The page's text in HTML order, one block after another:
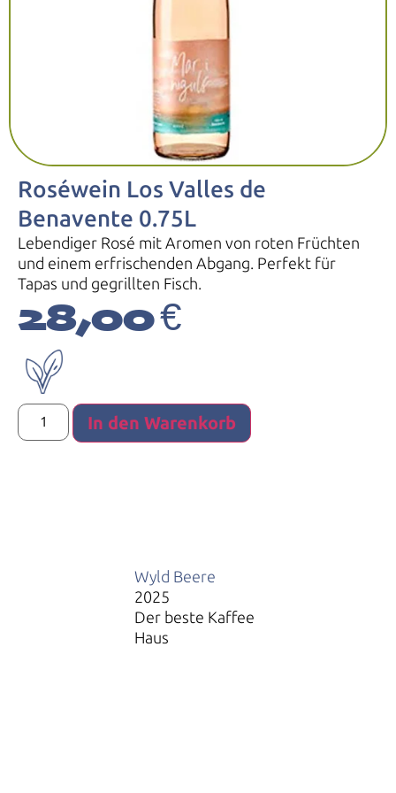
Roséwein Los Valles de
Benavente 0.75L
Lebendiger Rosé mit Aromen von roten Früchten
und einem erfrischenden Abgang. Perfekt für
Tapas und gegrillten Fisch.
28,00€
In den Warenkorb
Wyld Beere
2025
Der beste Kaffee
Haus